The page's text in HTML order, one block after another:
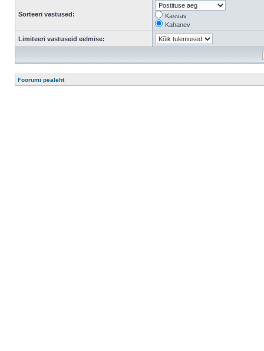
Sorteeri vastused:
Kasvav
Kahanev
Limiteeri vastuseid eelmise:
Foorumi pealeht